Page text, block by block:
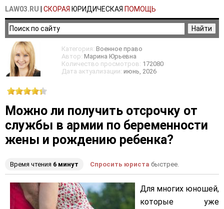
LAW03.RU СКОРАЯ ЮРИДИЧЕСКАЯ ПОМОЩЬ
Категория: Военное право
Автор: Марина Юрьевна
Количество просмотров: 172080
Дата актуализации: июнь, 2026
Можно ли получить отсрочку от
службы в армии по беременности
жены и рождению ребенка?
Время чтения 6 минут Спросить юриста быстрее.
Для многих юношей,
которые уже